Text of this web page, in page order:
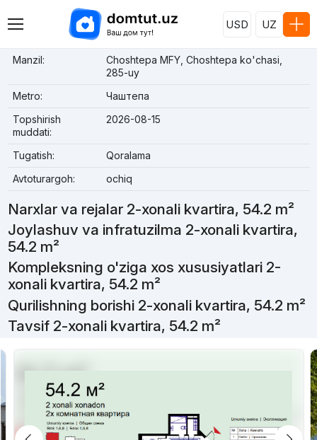
USD UZ
Manzil:
Choshtepa MFY, Choshtepa ko'chasi,
285-uy
Metro:
Чаштепа
Topshirish
muddati:
2026-08-15
Tugatish:
Qoralama
Avtoturargoh:
ochiq
Narxlar va rejalar 2-xonali kvartira, 54.2 m²
Joylashuv va infratuzilma 2-xonali kvartira,
54.2 m²
Kompleksning o'ziga xos xususiyatlari 2-
xonali kvartira, 54.2 m²
Qurilishning borishi 2-xonali kvartira, 54.2 m²
Tavsif 2-xonali kvartira, 54.2 m²